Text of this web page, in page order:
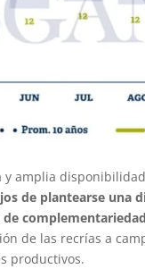
amplia
de plantearse una
de las recrías a
productivos.